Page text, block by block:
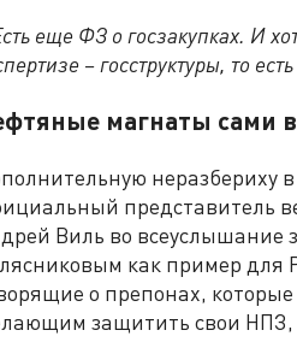
еще ФЗ о госзакупках. И
– госструктуры, то
магнаты сами
неразбериху
представитель
Виль во всеуслышание
как пример для
о препонах,
защитить свои НПЗ,